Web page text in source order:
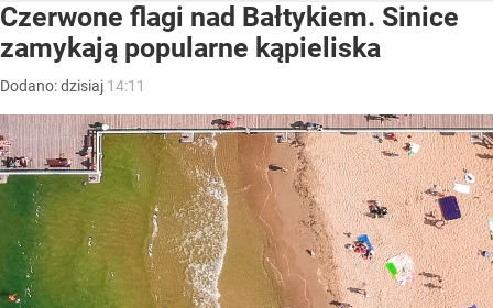
Czerwone flagi nad Bałtykiem. Sinice
zamykają popularne kąpieliska
Dodano:dzisiaj 14:11